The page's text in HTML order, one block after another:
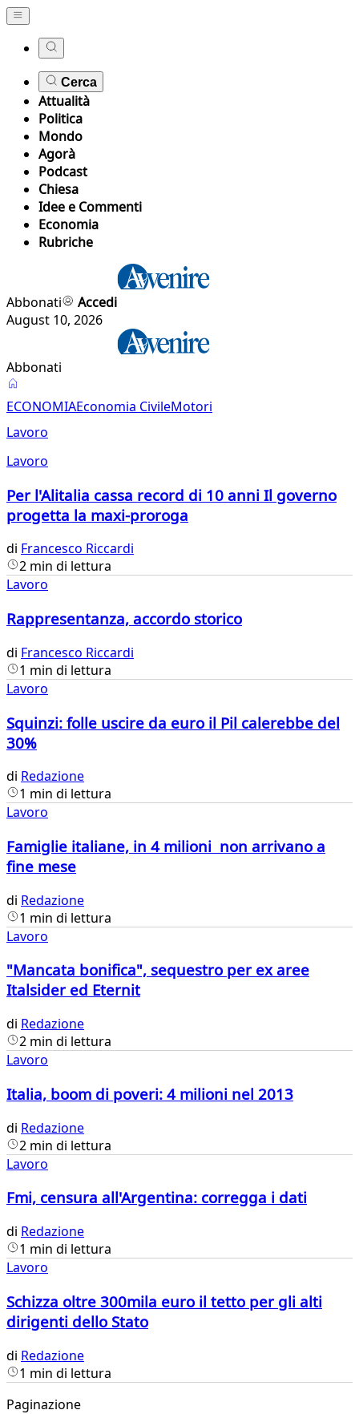
Cerca
Attualità
Politica
Mondo
Agorà
Podcast
Chiesa
Idee e Commenti
Economia
Rubriche
Abbonati
Accedi
August 10, 2026
Abbonati
Lavoro
ECONOMIAEconomia CivileMotori
Lavoro
Lavoro
Per l'Alitalia cassa record di 10 anni Il governo
progetta la maxi-proroga
di Francesco Riccardi
2 min di lettura
Lavoro
Rappresentanza, accordo storico
di Francesco Riccardi
1 min di lettura
Lavoro
Squinzi: folle uscire da euro il Pil calerebbe del
30%
di Redazione
1 min di lettura
Lavoro
Famiglie italiane, in 4 milioni non arrivano a
fine mese
di Redazione
1 min di lettura
Lavoro
"Mancata bonifica", sequestro per ex aree
Italsider ed Eternit
di Redazione
2 min di lettura
Lavoro
Italia, boom di poveri: 4 milioni nel 2013
di Redazione
2 min di lettura
Lavoro
Fmi, censura all'Argentina: corregga i dati
di Redazione
1 min di lettura
Lavoro
Schizza oltre 300mila euro il tetto per gli alti
dirigenti dello Stato​
di Redazione
1 min di lettura
Paginazione